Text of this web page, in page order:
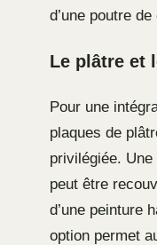
d’une poutre de
Le plâtre et
Pour une
plaques de
privilégiée.
peut être
d’une peinture
option permet